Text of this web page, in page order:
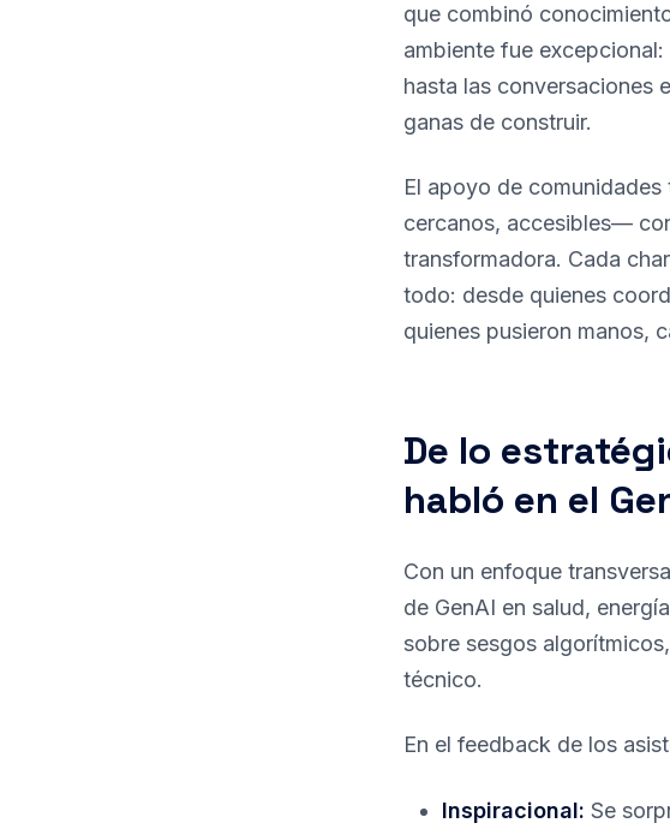
que combinó
ambiente fue
hasta las conversaciones
ganas de construir.
El apoyo de
cercanos, accesibles—
transformadora. Cada
todo: desde quienes
quienes pusieron manos,
De lo
habló en el
Con un enfoque
de GenAI en salud,
sobre sesgos
técnico.
En el feedback de los
Inspiracional: Se